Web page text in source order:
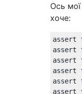
Ось
хоче: